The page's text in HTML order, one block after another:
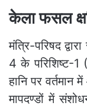
केला फसल
मंत्रि-परिषद
4 के परिशिष्ट-
हानि पर वर्तमान
मापदण्डों में